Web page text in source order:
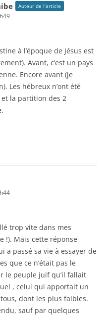
Auteur de l’article
à l’époque de Jésus est
Avant, c’est un pays
Encore avant (je
Les hébreux n’ont été
et la partition des 2
trop vite dans mes
!). Mais cette réponse
a passé sa vie à essayer de
que ce n’était pas le
le peuple juif qu’il fallait
, celui qui apportait un
dont les plus faibles.
sauf par quelques